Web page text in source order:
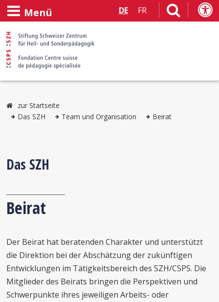
Menü DE FR
zur Startseite
Das SZH
Team und Organisation Beirat
Das SZH
Beirat
Der Beirat hat beratenden Charakter und unterstützt
die Direktion bei der Abschätzung der zukünftigen
Entwicklungen im Tätigkeitsbereich des SZH/CSPS. Die
Mitglieder des Beirats bringen die Perspektiven und
Schwerpunkte ihres jeweiligen Arbeits- oder